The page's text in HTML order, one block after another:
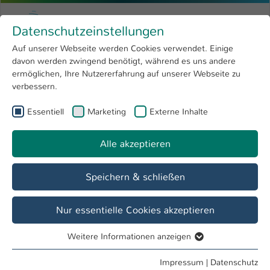
Menu
Forschung 4
Open submenu
Hochschule
International
Zum Hauptinhalt springen
Hochschule Kaiserslautern
Sie sind hier:
Labore
Fachbereich
Übersicht Studieninteressierte Studierende
Labor H 1.035 - P3E - Komponenten und
Bauelemente
Forschungsthemen
Vorhaltung von Bauelementen für Forschungsprojekte
Datenschutzeinstellungen
Auf unserer Webseite werden Cookies verwendet. Einige
davon werden zwingend benötigt, während es uns andere
ermöglichen, Ihre Nutzererfahrung auf unserer Webseite zu
verbessern.
Essentiell Marketing Externe Inhalte
Alle akzeptieren
Speichern & schließen
Nur essentielle Cookies akzeptieren
Essentielle Cookies werden für grundlegende Funktionen
Weitere Informationen anzeigen
Impressum | Datenschutz